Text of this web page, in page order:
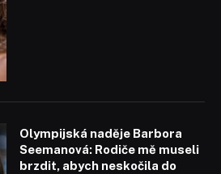
Olympijská naděje Barbora
Seemanová: Rodiče mě museli
brzdit, abych neskočila do